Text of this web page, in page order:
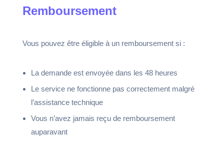
Remboursement
Vous pouvez être éligible à un remboursement si :
La demande est envoyée dans les 48 heures
Le service ne fonctionne pas correctement malgré
l’assistance technique
Vous n’avez jamais reçu de remboursement
auparavant